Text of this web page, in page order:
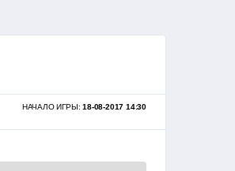
НАЧАЛО ИГРЫ:18-08-2017 14:30